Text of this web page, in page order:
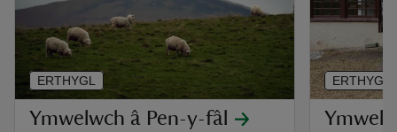
Ymwelwch â Pen-y-fâl
ERTHYGL ERTHYGL